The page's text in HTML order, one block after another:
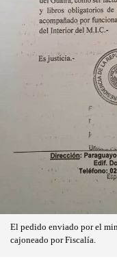
El pedido enviado por el
cajoneado por Fiscalía.